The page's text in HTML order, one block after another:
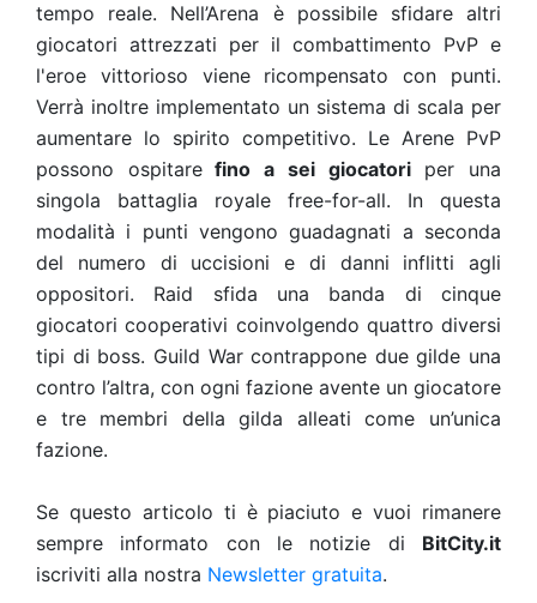
tempo reale. Nell’Arena è possibile sfidare altri
giocatori attrezzati per il combattimento PvP e
l'eroe vittorioso viene ricompensato con punti.
Verrà inoltre implementato un sistema di scala per
aumentare lo spirito competitivo. Le Arene PvP
possono ospitarefino a sei giocatoriper una
singola battaglia royale free-for-all. In questa
modalità i punti vengono guadagnati a seconda
del numero di uccisioni e di danni inflitti agli
oppositori. Raid sfida una banda di cinque
giocatori cooperativi coinvolgendo quattro diversi
tipi di boss. Guild War contrappone due gilde una
contro l’altra, con ogni fazione avente un giocatore
e tre membri della gilda alleati come un’unica
fazione.
Se questo articolo ti è piaciuto e vuoi rimanere
sempre informato con le notizie di BitCity.it
iscriviti alla nostra Newsletter gratuita.